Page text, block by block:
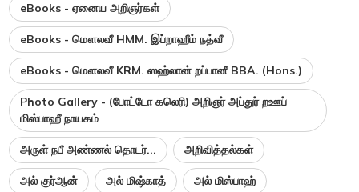
eBooks - ஏனைய அறிஞர்கள்
eBooks - மௌலவீ HMM. இப்றாஹீம் நத்வீ
eBooks - மௌலவீ KRM. ஸஹ்லான் றப்பானீ BBA. (Hons.)
Photo Gallery - (போட்டோ கலெரி) அறிஞர் அப்துர் றஊப்
மிஸ்பாஹீ நாயகம்
அருள் நபீ அண்ணல் தொடர்... அறிவித்தல்கள்
அல் குர்ஆன் அல் மிஷ்காத் அல் மிஸ்பாஹ்